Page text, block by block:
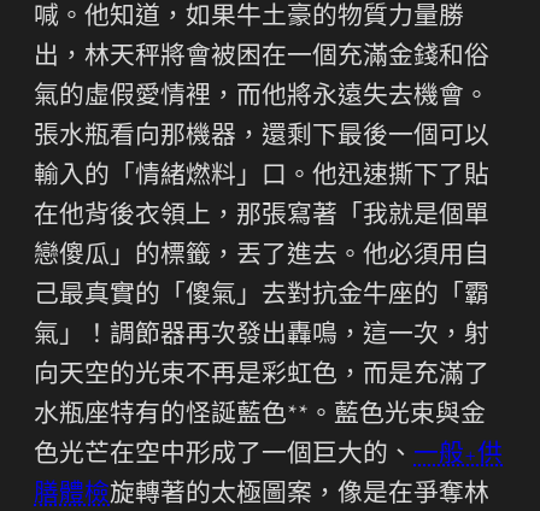
喊。他知道，如果牛土豪的物質力量勝
出，林天秤將會被困在一個充滿金錢和俗
氣的虛假愛情裡，而他將永遠失去機會。
張水瓶看向那機器，還剩下最後一個可以
輸入的「情緒燃料」口。他迅速撕下了貼
在他背後衣領上，那張寫著「我就是個單
戀傻瓜」的標籤，丟了進去。他必須用自
己最真實的「傻氣」去對抗金牛座的「霸
氣」！調節器再次發出轟鳴，這一次，射
向天空的光束不再是彩虹色，而是充滿了
水瓶座特有的怪誕藍色**。藍色光束與金
色光芒在空中形成了一個巨大的、 一般+供
膳體檢旋轉著的太極圖案，像是在爭奪林